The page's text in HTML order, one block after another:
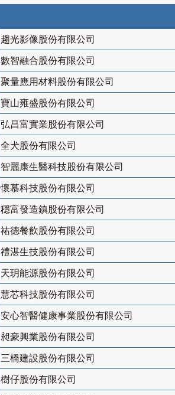
趨光影像股份有限公司
數智融合股份有限公司
聚量應用材料股份有限公司
寶山雍盛股份有限公司
弘昌富實業股份有限公司
全犬股份有限公司
智麗康生醫科技股份有限公司
懷慕科技股份有限公司
穩富發造鎮股份有限公司
祐德餐飲股份有限公司
禮湛生技股份有限公司
天玥能源股份有限公司
慧芯科技股份有限公司
安心智醫健康事業股份有限公司
昶豪興業股份有限公司
三橋建設股份有限公司
樹仔股份有限公司